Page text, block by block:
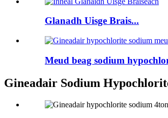
Glanadh Uisge Brais...
Meud beag sodium
Gineadair Sodium